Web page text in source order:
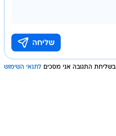
בשליחת התגובה אני מסכים לתנאי השימוש